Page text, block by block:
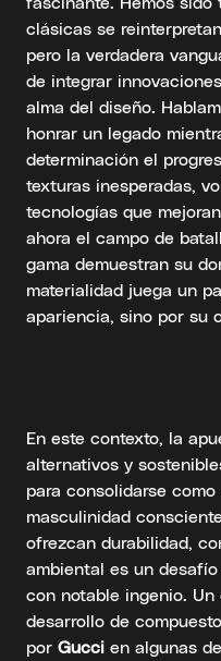
clásicas se
pero la verdadera
de integrar
alma del diseño.
honrar un legado
determinación el
texturas inesperadas,
tecnologías que
ahora el campo de
gama demuestran su
materialidad juega un
apariencia, sino por su
En este contexto, la
alternativos y
para consolidarse
masculinidad
ofrezcan durabilidad,
ambiental es un
con notable ingenio.
desarrollo de
por Gucci en algunas